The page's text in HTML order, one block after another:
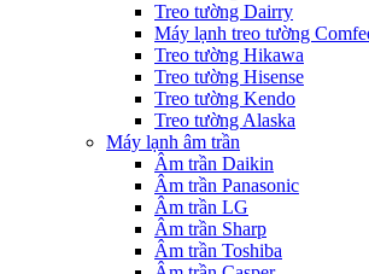
Treo tường Dairry
Máy lạnh treo tường
Treo tường Hikawa
Treo tường Hisense
Treo tường Kendo
Treo tường Alaska
Máy lạnh âm trần
Âm trần Daikin
Âm trần Panasonic
Âm trần LG
Âm trần Sharp
Âm trần Toshiba